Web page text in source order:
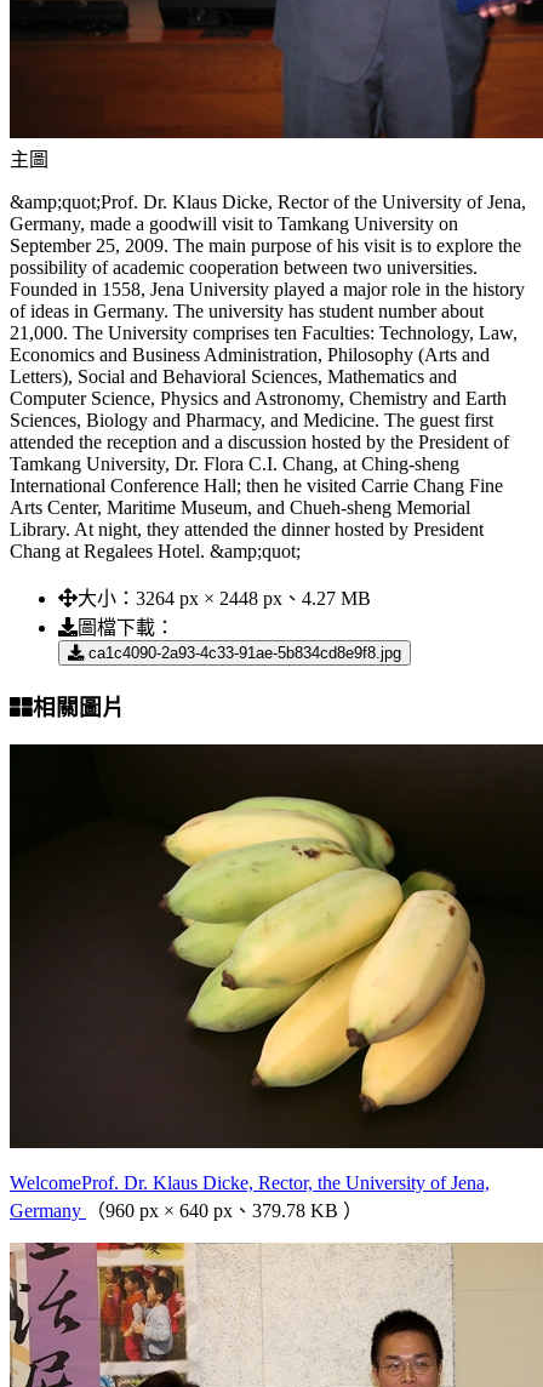
主圖
&amp;quot;Prof. Dr. Klaus Dicke, Rector of the University of Jena,
Germany, made a goodwill visit to Tamkang University on
September 25, 2009. The main purpose of his visit is to explore the
possibility of academic cooperation between two universities.
Founded in 1558, Jena University played a major role in the history
of ideas in Germany. The university has student number about
21,000. The University comprises ten Faculties: Technology, Law,
Economics and Business Administration, Philosophy (Arts and
Letters), Social and Behavioral Sciences, Mathematics and
Computer Science, Physics and Astronomy, Chemistry and Earth
Sciences, Biology and Pharmacy, and Medicine. The guest first
attended the reception and a discussion hosted by the President of
Tamkang University, Dr. Flora C.I. Chang, at Ching-sheng
International Conference Hall; then he visited Carrie Chang Fine
Arts Center, Maritime Museum, and Chueh-sheng Memorial
Library. At night, they attended the dinner hosted by President
Chang at Regalees Hotel. &amp;quot;
大小： 3264 px × 2448 px、4.27 MB
圖檔下載：
ca1c4090-2a93-4c33-91ae-5b834cd8e9f8.jpg
相關圖片
WelcomeProf. Dr. Klaus Dicke, Rector, the University of Jena,
Germany
（960 px × 640 px、379.78 KB ）